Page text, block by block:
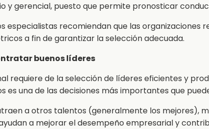
y gerencial, puesto que permite pronosticar
especialistas recomiendan que las organizaciones
a fin de garantizar la selección adecuada.
buenos líderes
requiere de la selección de líderes eficientes y
es una de las decisiones más importantes que
a otros talentos (generalmente los mejores),
a mejorar el desempeño empresarial y